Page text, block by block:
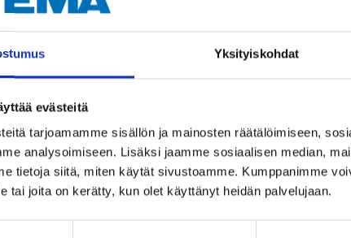
Yksityiskohdat
evästeitä
tarjoamamme sisällön ja mainosten räätälöimiseen,
analysoimiseen. Lisäksi jaamme sosiaalisen median,
tietoja siitä, miten käytät sivustoamme. Kumppanimme
tai joita on kerätty, kun olet käyttänyt heidän palvelujaan.